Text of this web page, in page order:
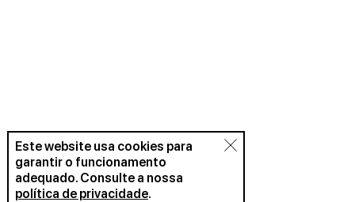
Este website usa cookies para
garantir o funcionamento
adequado. Consulte a nossa
política de privacidade.